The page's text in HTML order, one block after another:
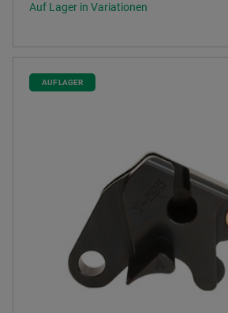
Auf Lager in Variationen
AUF LAGER